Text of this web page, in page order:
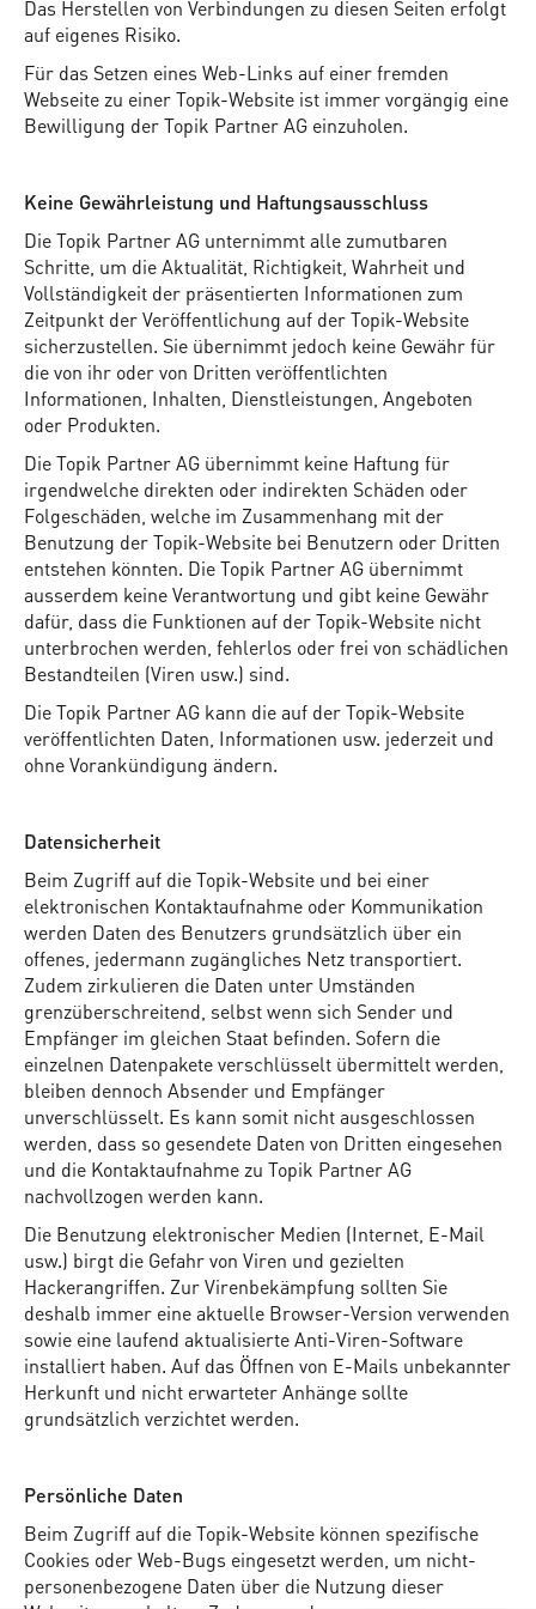
Das Herstellen von Verbindungen zu diesen Seiten erfolgt
auf eigenes Risiko.
Für das Setzen eines Web-Links auf einer fremden
Webseite zu einer Topik-Website ist immer vorgängig eine
Bewilligung der Topik Partner AG einzuholen.
Keine Gewährleistung und Haftungsausschluss
Die Topik Partner AG unternimmt alle zumutbaren
Schritte, um die Aktualität, Richtigkeit, Wahrheit und
Vollständigkeit der präsentierten Informationen zum
Zeitpunkt der Veröffentlichung auf der Topik-Website
sicherzustellen. Sie übernimmt jedoch keine Gewähr für
die von ihr oder von Dritten veröffentlichten
Informationen, Inhalten, Dienstleistungen, Angeboten
oder Produkten.
Die Topik Partner AG übernimmt keine Haftung für
irgendwelche direkten oder indirekten Schäden oder
Folgeschäden, welche im Zusammenhang mit der
Benutzung der Topik-Website bei Benutzern oder Dritten
entstehen könnten. Die Topik Partner AG übernimmt
ausserdem keine Verantwortung und gibt keine Gewähr
dafür, dass die Funktionen auf der Topik-Website nicht
unterbrochen werden, fehlerlos oder frei von schädlichen
Bestandteilen (Viren usw.) sind.
Die Topik Partner AG kann die auf der Topik-Website
veröffentlichten Daten, Informationen usw. jederzeit und
ohne Vorankündigung ändern.
Datensicherheit
Beim Zugriff auf die Topik-Website und bei einer
elektronischen Kontaktaufnahme oder Kommunikation
werden Daten des Benutzers grundsätzlich über ein
offenes, jedermann zugängliches Netz transportiert.
Zudem zirkulieren die Daten unter Umständen
grenzüberschreitend, selbst wenn sich Sender und
Empfänger im gleichen Staat befinden. Sofern die
einzelnen Datenpakete verschlüsselt übermittelt werden,
bleiben dennoch Absender und Empfänger
unverschlüsselt. Es kann somit nicht ausgeschlossen
werden, dass so gesendete Daten von Dritten eingesehen
und die Kontaktaufnahme zu Topik Partner AG
nachvollzogen werden kann.
Die Benutzung elektronischer Medien (Internet, E-Mail
usw.) birgt die Gefahr von Viren und gezielten
Hackerangriffen. Zur Virenbekämpfung sollten Sie
deshalb immer eine aktuelle Browser-Version verwenden
sowie eine laufend aktualisierte Anti-Viren-Software
installiert haben. Auf das Öffnen von E-Mails unbekannter
Herkunft und nicht erwarteter Anhänge sollte
grundsätzlich verzichtet werden.
Persönliche Daten
Beim Zugriff auf die Topik-Website können spezifische
Cookies oder Web-Bugs eingesetzt werden, um nicht-
personenbezogene Daten über die Nutzung dieser